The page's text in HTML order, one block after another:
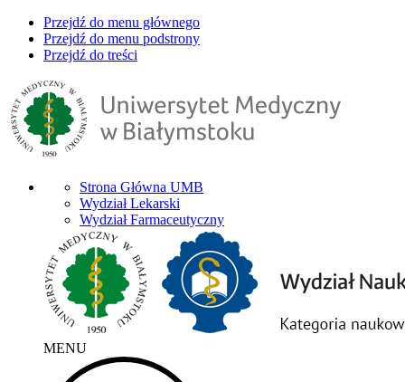
Przejdź do menu głównego
Przejdź do menu podstrony
Przejdź do treści
Strona Główna UMB
Wydział Lekarski
Wydział Farmaceutyczny
MENU